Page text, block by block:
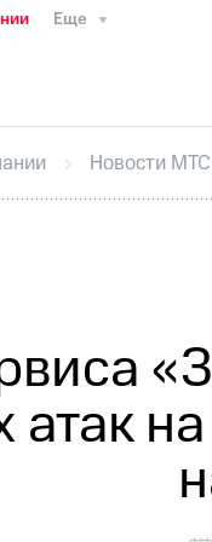
Еще
секретарь
кабинет
Новости